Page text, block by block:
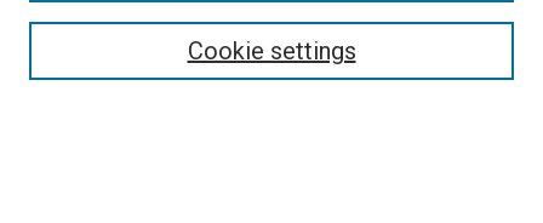
Select context to search:Cookie settings